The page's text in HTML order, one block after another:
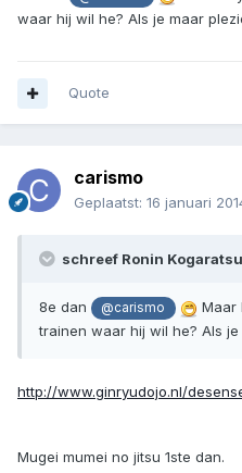
waar hij wil he? Als je maar
Quote
carismo
Geplaatst: 16 januari
schreef Ronin
8e dan @carismo
Maar
trainen waar hij wil he? Als
http://www.ginryudojo.nl/
Mugei mumei no jitsu 1ste dan.